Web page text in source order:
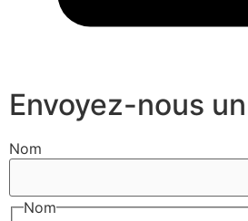
Envoyez-nous
Nom
Nom